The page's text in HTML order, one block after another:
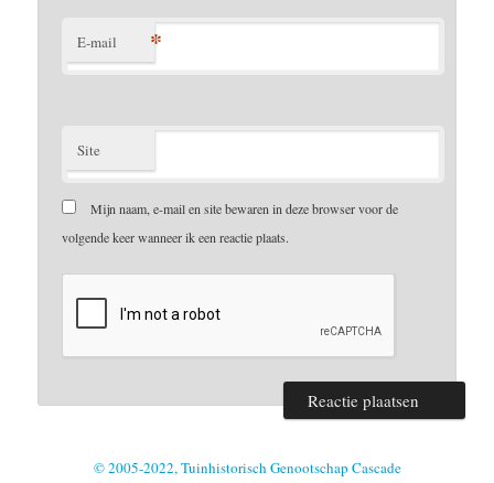
E-mail *
Site
Mijn naam, e-mail en site bewaren in deze browser voor de
volgende keer wanneer ik een reactie plaats.
© 2005-2022, Tuinhistorisch Genootschap Cascade